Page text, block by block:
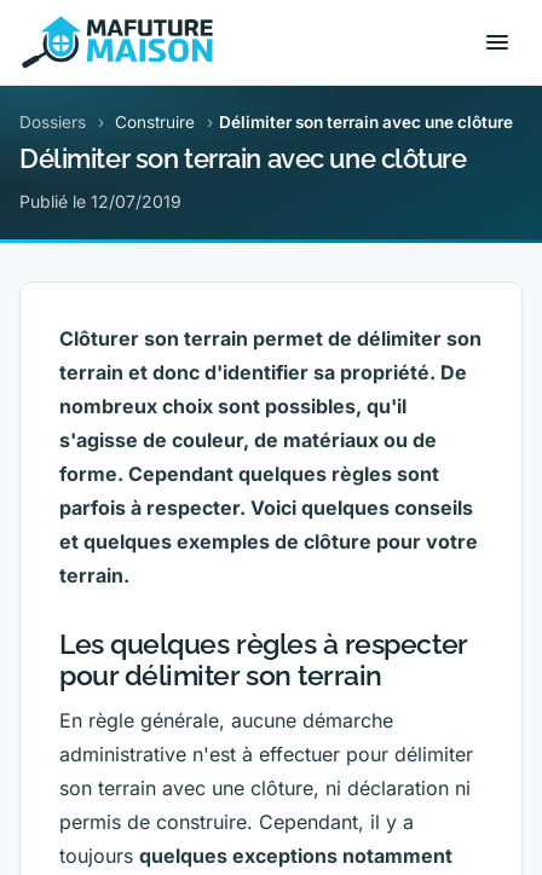
Dossiers › Construire › Délimiter son terrain avec une clôture
Délimiter son terrain avec une clôture
Publié le 12/07/2019
Clôturer son terrain permet de délimiter son
terrain et donc d'identifier sa propriété. De
nombreux choix sont possibles, qu'il
s'agisse de couleur, de matériaux ou de
forme. Cependant quelques règles sont
parfois à respecter. Voici quelques conseils
et quelques exemples de clôture pour votre
terrain.
Les quelques règles à respecter
pour délimiter son terrain
En règle générale, aucune démarche
administrative n'est à effectuer pour délimiter
son terrain avec une clôture, ni déclaration ni
permis de construire. Cependant, il y a
toujours quelques exceptions notamment